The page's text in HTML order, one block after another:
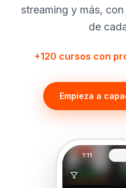
streaming y más,
de
+120 cursos con
Empieza a